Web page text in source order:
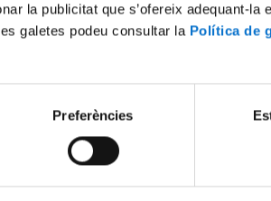
la publicitat que s’ofereix adequant-
galetes podeu consultar la Política de
Preferències
best practices and
learnt and
for the future of the
Plenary
process,
sectoral